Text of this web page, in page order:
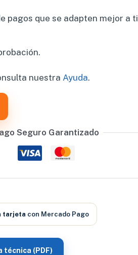
pagos que se adapten mejor a ti
nuestra Ayuda.
Seguro Garantizado
tarjeta con Mercado Pago
técnica (PDF)